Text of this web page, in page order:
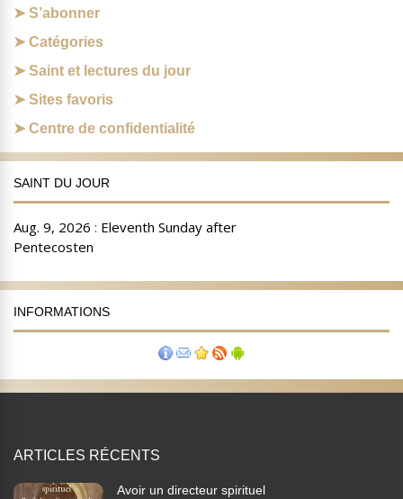
S’abonner
Catégories
Saint et lectures du jour
Sites favoris
Centre de confidentialité
SAINT DU JOUR
INFORMATIONS
ARTICLES RÉCENTS
Avoir un directeur spirituel